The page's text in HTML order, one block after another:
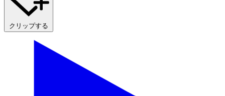
クリップする